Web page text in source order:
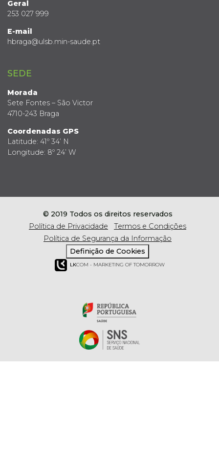
Geral
253 027 999
E-mail
hbraga@ulsb.min-saude.pt
SEDE
Morada
Sete Fontes – São Victor
4710-243 Braga
Coordenadas GPS
Latitude: 41º 34’ N
Longitude: 8º 24’ W
© 2019 Todos os direitos reservados
Política de Privacidade
Termos e Condições
Política de Segurança da Informação
Definição de Cookies
LKCOM - MARKETING OF TOMORROW